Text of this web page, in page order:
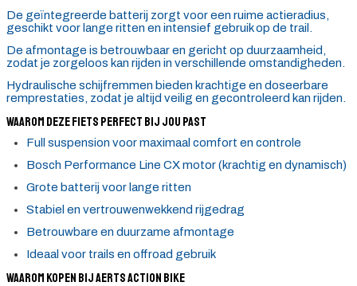
De geïntegreerde batterij zorgt voor een ruime actieradius,
geschikt voor lange ritten en intensief gebruik op de trail.
De afmontage is betrouwbaar en gericht op duurzaamheid,
zodat je zorgeloos kan rijden in verschillende omstandigheden.
Hydraulische schijfremmen bieden krachtige en doseerbare
remprestaties, zodat je altijd veilig en gecontroleerd kan rijden.
Waarom deze fiets perfect bij jou past
Full suspension voor maximaal comfort en controle
Bosch Performance Line CX motor (krachtig en dynamisch)
Grote batterij voor lange ritten
Stabiel en vertrouwenwekkend rijgedrag
Betrouwbare en duurzame afmontage
Ideaal voor trails en offroad gebruik
Waarom kopen bij Aerts Action Bike